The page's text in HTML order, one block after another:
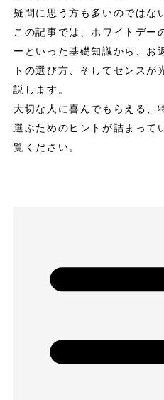
疑問に思う方も多いのではな
この記事では、ホワイトデー
ーといった基礎知識から、お
トの選び方、そしてセンスが
説します。
大切な人に喜んでもらえる、
選ぶためのヒントが詰まって
覧ください。